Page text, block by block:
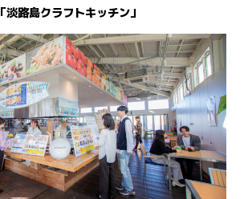
「淡路島クラフトキッチン」